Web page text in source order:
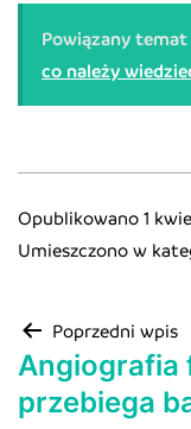
Powiązany temat
co należy
Opublikowano 1
Umieszczono w
Poprzedni wpis
Angiografia
przebiega